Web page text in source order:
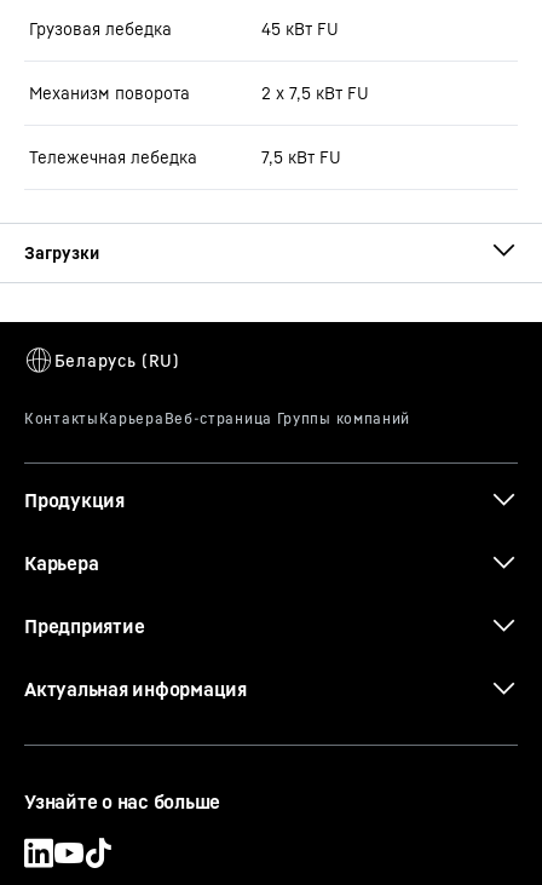
Грузовая лебедка 45 кВт FU
Механизм поворота 2 x 7,5 кВт FU
Тележечная лебедка 7,5 кВт FU
B 12 Fibre (LN)
Продукция
Карьера
Предприятие
Актуальная информация
Узнайте о нас больше